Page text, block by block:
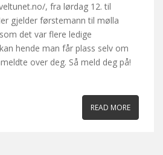
, fra lørdag 12. til
gjelder førstemann til mølla
det var flere ledige
hende man får plass selv om
over deg. Så meld deg på!
READ MORE